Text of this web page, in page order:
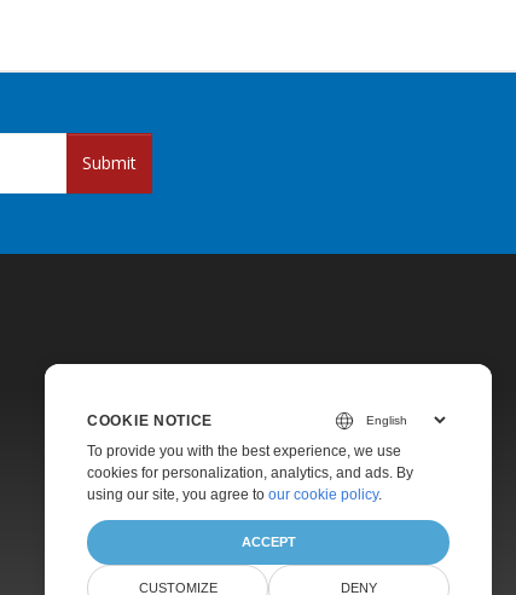
Submit
Pricing
Paid Support
About
COOKIE NOTICE
To provide you with the best experience, we use
cookies for personalization, analytics, and ads. By
using our site, you agree to our cookie policy.
ACCEPT
CUSTOMIZE DENY